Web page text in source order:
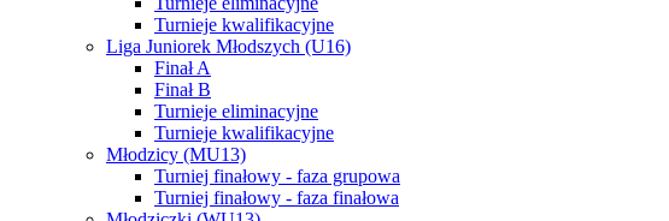
Turnieje kwalifikacyjne
Liga Juniorek Młodszych (U16)
Finał A
Finał B
Turnieje eliminacyjne
Turnieje kwalifikacyjne
Młodzicy (MU13)
Turniej finałowy - faza grupowa
Turniej finałowy - faza finałowa